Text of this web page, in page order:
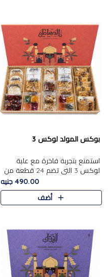
بوكس المولد لوكس 3
استمتع بتجربة فاخرة مع علبة
لوكس 3 التي تضم 24 قطعة من
أشهر حلويات المولد الشرقية
المختارة بعناية. تحتوي التشكيلة
على الجزرية بالفول، والملب..
490.00 جنيه
أضف